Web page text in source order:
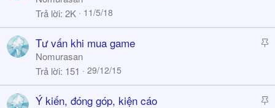
c
k
Trả lời 2K 11/5/18
S
c
k
Tư vấn khi mua game
Nomurasan
Trả lời 151 29/12/15
S
Ý kiến, đóng góp, kiện cáo